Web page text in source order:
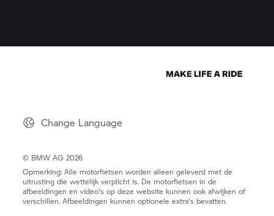
Change Language
© BMW AG 2026
Opmerking: Alle motorfietsen worden alleen geleverd met de
uitrusting die wettelijk verplicht is. De motorfietsen in de
afbeeldingen en video's op deze website kunnen ook afwijken of
verschillen. Afbeeldingen kunnen optionele extra's bevatten.